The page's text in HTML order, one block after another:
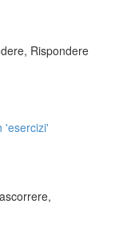
Rispondere
'esercizi'